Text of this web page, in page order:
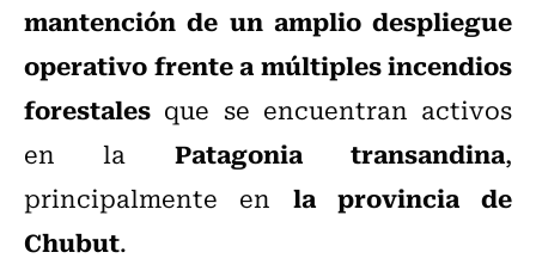
mantención de un amplio despliegue
operativo frente a múltiples incendios
forestales que se encuentran activos
en la Patagonia transandina,
principalmente en la provincia de
Chubut.